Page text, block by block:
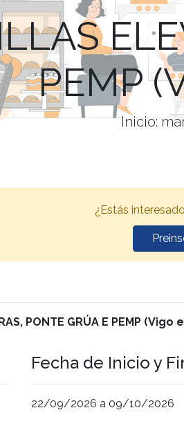
PEMP
Inicio:
¿Estás
PONTE GRÚA E PEMP (Vigo
Fecha de Inicio y
22/09/2026 a 09/10/2026